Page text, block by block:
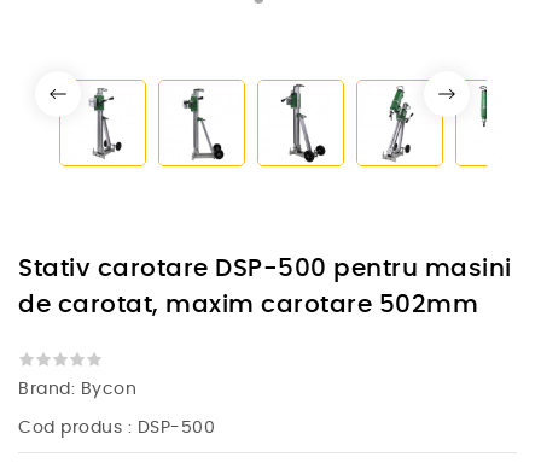
Stativ carotare DSP-500 pentru masini
de carotat, maxim carotare 502mm
Brand: Bycon
Cod produs : DSP-500